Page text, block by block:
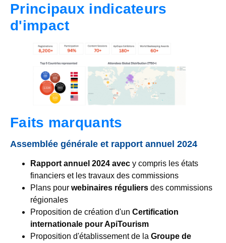
Principaux indicateurs
d'impact
Faits marquants
Assemblée générale et rapport annuel 2024
Rapport annuel 2024 avec y compris les états
financiers et les travaux des commissions
Plans pour webinaires réguliers des commissions
régionales
Proposition de création d'un Certification
internationale pour ApiTourism
Proposition d'établissement de la Groupe de